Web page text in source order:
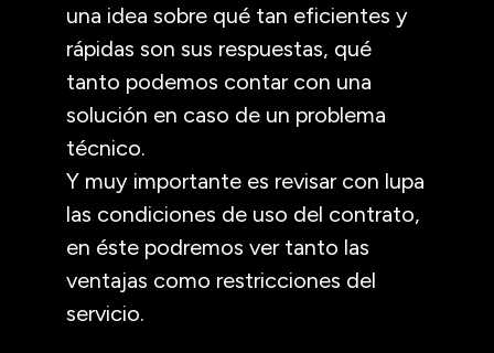
una idea sobre qué tan eficientes y
rápidas son sus respuestas, qué
tanto podemos contar con una
solución en caso de un problema
técnico.
Y muy importante es revisar con lupa
las condiciones de uso del contrato,
en éste podremos ver tanto las
ventajas como restricciones del
servicio.